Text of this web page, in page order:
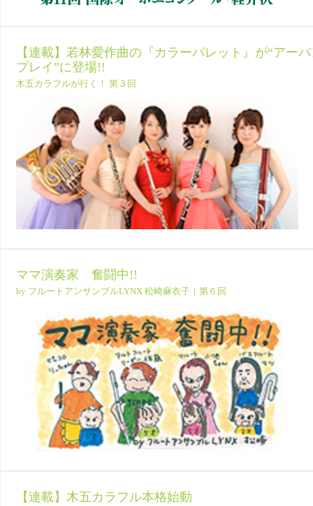
【連載】若林愛作曲の『カラーパレット』が“アー
プレイ”に登場!!
木五カラフルが行く！ 第３回
ママ演奏家 奮闘中!!
by フルートアンサンブルLYNX 松崎麻衣子｜第６回
【連載】木五カラフル本格始動